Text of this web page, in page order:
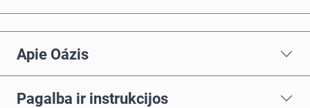
Apie Oázis
Pagalba ir instrukcijos